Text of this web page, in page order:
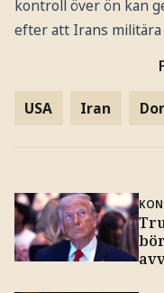
kontroll över ön kan
efter att Irans
USA Iran